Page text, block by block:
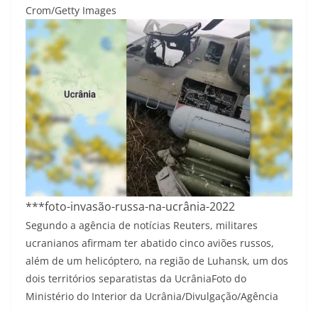
Crom/Getty Images
***foto-invasão-russa-na-ucrânia-2022
Segundo a agência de notícias Reuters, militares
ucranianos afirmam ter abatido cinco aviões russos,
além de um helicóptero, na região de Luhansk, um dos
dois territórios separatistas da UcrâniaFoto do
Ministério do Interior da Ucrânia/Divulgação/Agência